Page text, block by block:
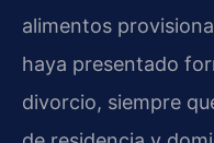
alimentos
haya presentado
divorcio, siempre